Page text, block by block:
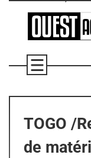
TOGO /
de